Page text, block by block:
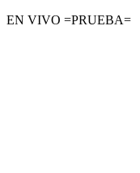
EN VIVO =PRUEBA=